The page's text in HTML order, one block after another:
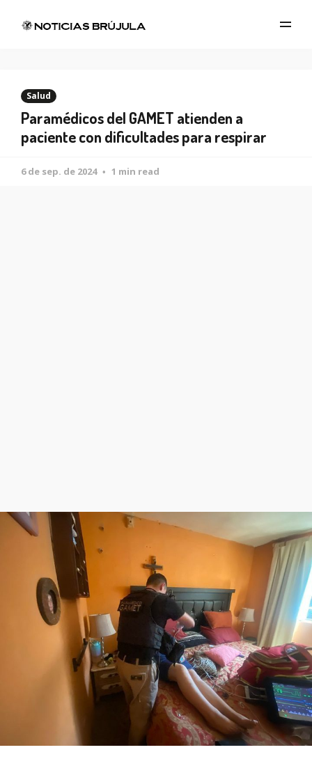
Salud
Paramédicos del GAMET atienden a
paciente con dificultades para respirar
6 de sep. de 2024 1 min read